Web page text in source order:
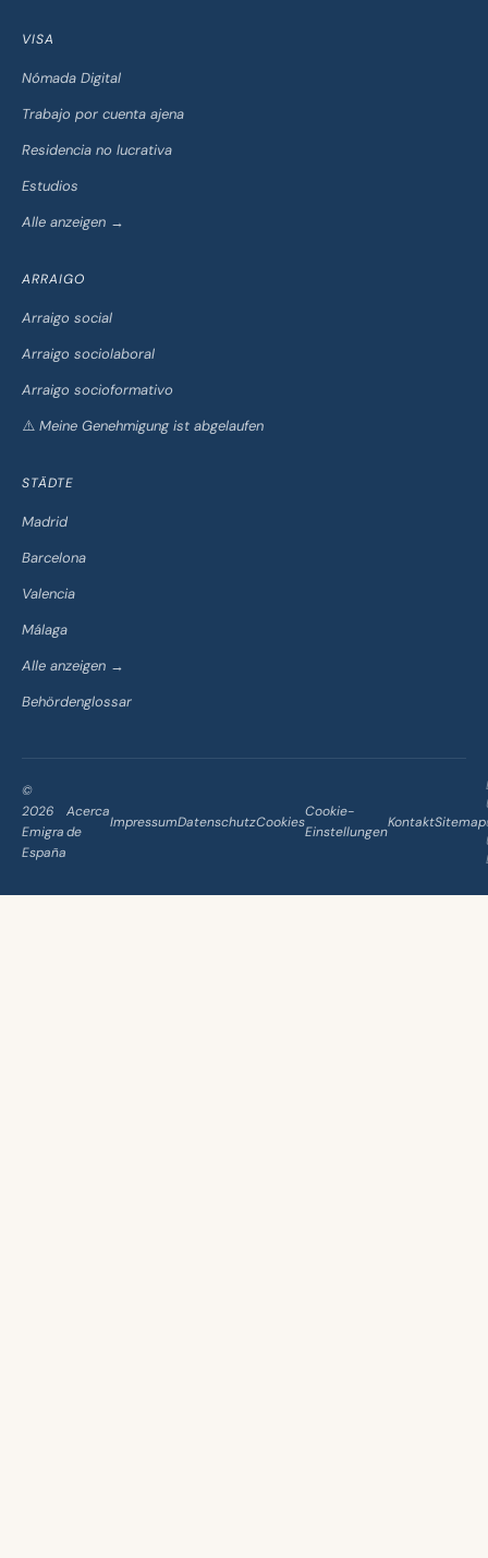
VISA
Nómada Digital
Trabajo por cuenta ajena
Residencia no lucrativa
Estudios
Alle anzeigen →
ARRAIGO
Arraigo social
Arraigo sociolaboral
Arraigo socioformativo
⚠️ Meine Genehmigung ist abgelaufen
STÄDTE
Madrid
Barcelona
Valencia
Málaga
Alle anzeigen →
Behördenglossar
©
2026
Emigra
España
Acerca
de
ImpressumDatenschutzCookies
Cookie-
Einstellungen
KontaktSitemap